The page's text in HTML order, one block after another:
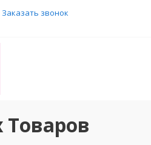
Заказать звонок